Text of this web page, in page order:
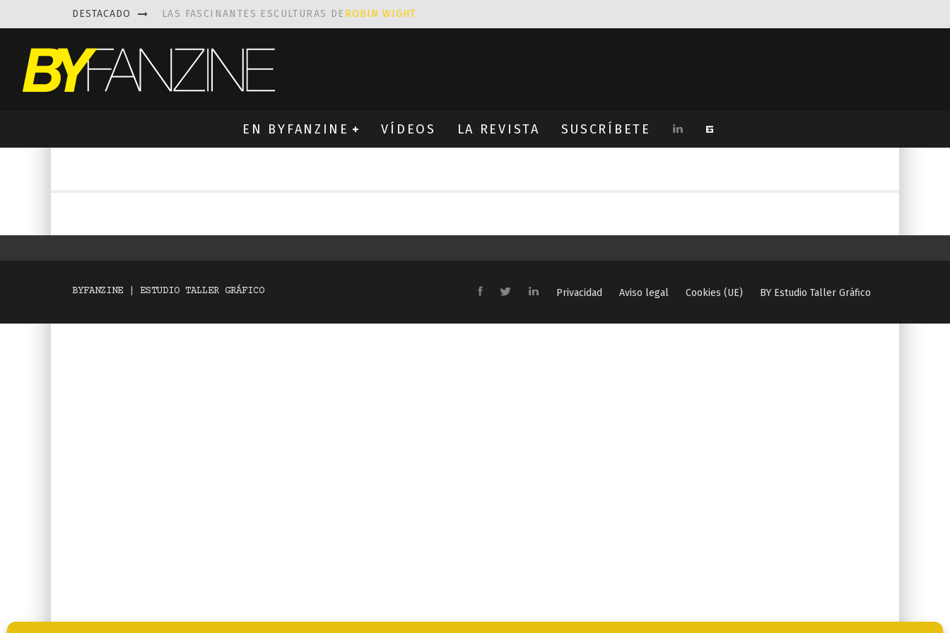
DESTACADO LAS FASCINANTES ESCULTURAS DE ROBIN WIGHT
PRISCILLA FOIS MISSK
EN BYFANZINE VÍDEOS LA REVISTA SUSCRÍBETE
BYFANZINE | ESTUDIO TALLER GRÁFICO Privacidad Aviso legal Cookies (UE) BY Estudio Taller Gráfico